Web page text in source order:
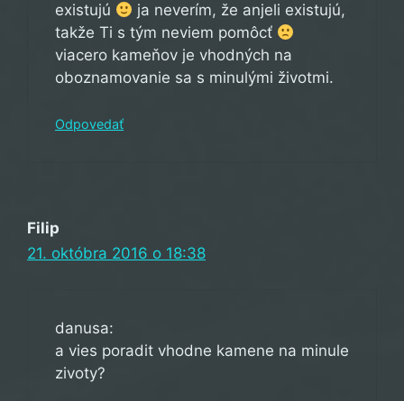
existujú
ja neverím, že anjeli existujú,
takže Ti s tým neviem pomôcť
viacero kameňov je vhodných na
oboznamovanie sa s minulými životmi.
Odpovedať
Filip
21. októbra 2016 o 18:38
danusa:
a vies poradit vhodne kamene na minule
zivoty?